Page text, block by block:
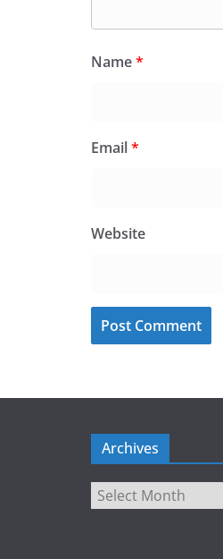
Name*
Email*
Website
Archives
Archives